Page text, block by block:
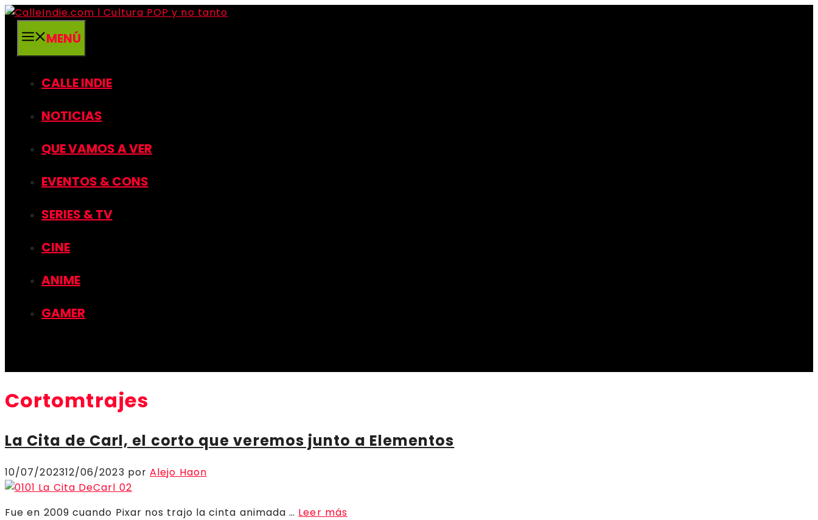
Saltar
contenidoMENÚ
CALLE INDIE
NOTICIAS
QUE VAMOS A VER
EVENTOS & CONS
SERIES & TV
CINE
ANIME
GAMER
Cortomtrajes
La Cita de Carl, el corto que veremos junto a Elementos
10/07/202312/06/2023 porAlejo Haon
Fue en 2009 cuando Pixar nos trajo la cinta animada … Leer más